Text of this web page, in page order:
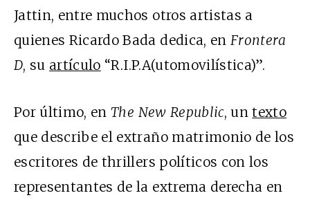
Jattin, entre muchos otros artistas a
quienes Ricardo Bada dedica, en Frontera
D, su artículo “R.I.P.A(utomovilística)”.
Por último, enThe New Republic, untexto
que describe el extraño matrimonio de los
escritores de thrillers políticos con los
representantes de la extrema derecha en